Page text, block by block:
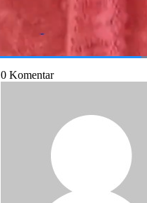
#mobil jatuh dari